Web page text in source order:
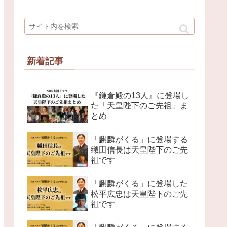
新着記事
『鎌倉殿の13人』に登場し
た「天皇陛下のご先祖」ま
とめ
「麒麟がくる」に登場する
織田信長は天皇陛下のご先
祖です
「麒麟がくる」に登場した
松平広忠は天皇陛下のご先
祖です